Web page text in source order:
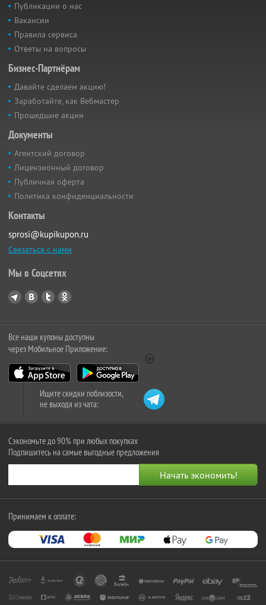
Публикации о нас
Вакансии
Правила сервиса
Ответы на вопросы
Бизнес-Партнёрам
Давайте сделаем акцию!
Заработайте, как Вебмастер
Прошедшие акции
Документы
Агентский договор
Лицензионный договор
Публичная оферта
Политика конфиденциальности
Контакты
sprosi@kupikupon.ru
Связаться с нами
Мы в Соцсетях
Все наши купоны доступны
через Мобильное Приложение:
Ищите скидки поблизости,
не выходя из чата:
Сэкономьте до 90% при любых покупках
Подпишитесь на самые выгодные предложения
Принимаем к оплате: